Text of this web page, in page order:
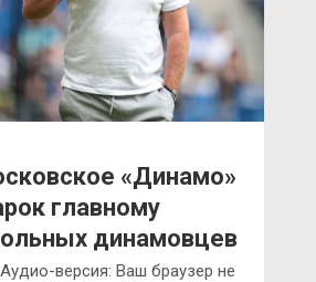
«Динамо»
главному
динамовцев
версия: Ваш браузер не